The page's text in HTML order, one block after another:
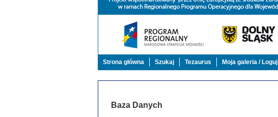
Strona główna Szukaj Tezaurus Moja galeria / Loguj
Baza Danych